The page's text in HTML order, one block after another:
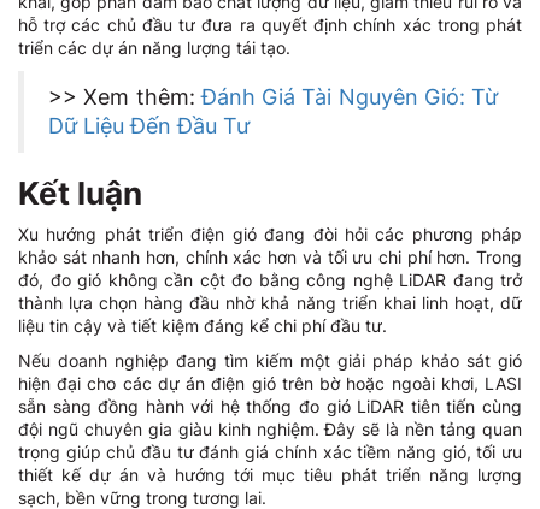
hỗ trợ các chủ đầu tư đưa ra quyết định chính xác trong phát
triển các dự án năng lượng tái tạo.
>> Xem thêm:Đánh Giá Tài Nguyên Gió: Từ
Dữ Liệu Đến Đầu Tư
Kết luận
Xu hướng phát triển điện gió đang đòi hỏi các phương pháp
khảo sát nhanh hơn, chính xác hơn và tối ưu chi phí hơn. Trong
đó, đo gió không cần cột đo bằng công nghệ LiDAR đang trở
thành lựa chọn hàng đầu nhờ khả năng triển khai linh hoạt, dữ
liệu tin cậy và tiết kiệm đáng kể chi phí đầu tư.
Nếu doanh nghiệp đang tìm kiếm một giải pháp khảo sát gió
hiện đại cho các dự án điện gió trên bờ hoặc ngoài khơi, LASI
sẵn sàng đồng hành với hệ thống đo gió LiDAR tiên tiến cùng
đội ngũ chuyên gia giàu kinh nghiệm. Đây sẽ là nền tảng quan
trọng giúp chủ đầu tư đánh giá chính xác tiềm năng gió, tối ưu
thiết kế dự án và hướng tới mục tiêu phát triển năng lượng
sạch, bền vững trong tương lai.